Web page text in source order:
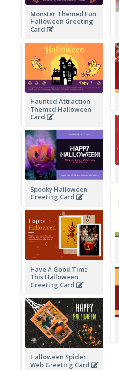
Monster Themed Fun
Halloween Greeting
Card
Haunted Attraction
Themed Halloween
Card
Spooky Halloween
Greeting Card
Have A Good Time
This Halloween
Greeting Card
Halloween Spider
Web Greeting Card